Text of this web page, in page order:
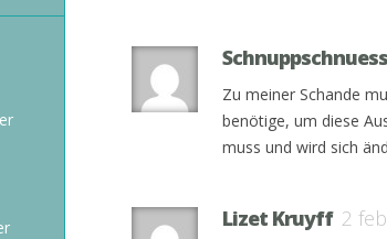
Schnuppschnuess
Zu meiner Schande
benötige, um diese
muss und wird sich
Lizet Kruyff 2